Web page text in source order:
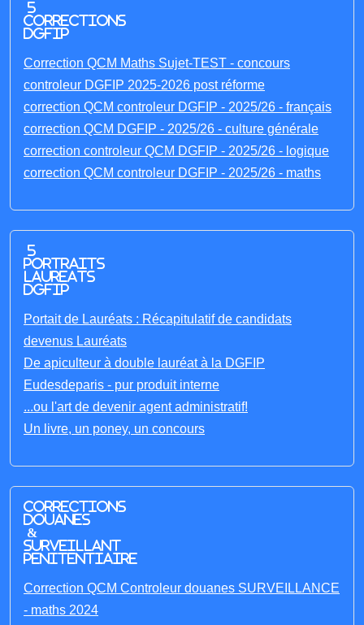
5
corrections
DGFIP
Correction QCM Maths Sujet-TEST - concours
controleur DGFIP 2025-2026 post réforme
correction QCM controleur DGFIP - 2025/26 - français
correction QCM DGFIP - 2025/26 - culture générale
correction controleur QCM DGFIP - 2025/26 - logique
correction QCM controleur DGFIP - 2025/26 - maths
5
portraits
laureats
DGFIP
Portait de Lauréats : Récapitulatif de candidats
devenus Lauréats
De apiculteur à double lauréat à la DGFIP
Eudesdeparis - pur produit interne
...ou l'art de devenir agent administratif!
Un livre, un poney, un concours
Corrections
Douanes
&
Surveillant
penitentiaire
Correction QCM Controleur douanes SURVEILLANCE
- maths 2024